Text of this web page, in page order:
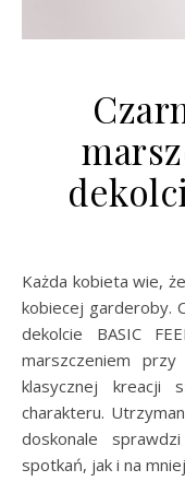
Każda kobieta wie, że idealna czarna sukienka to podstawa
kobiecej garderoby.
dekolcie BASIC
marszczeniem
klasycznej kreacji
charakteru.
doskonale
spotkań, jak i na